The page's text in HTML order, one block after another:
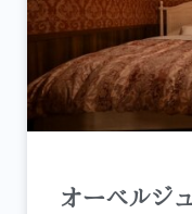
オーベルジ